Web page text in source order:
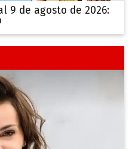
9 de agosto de 2026: